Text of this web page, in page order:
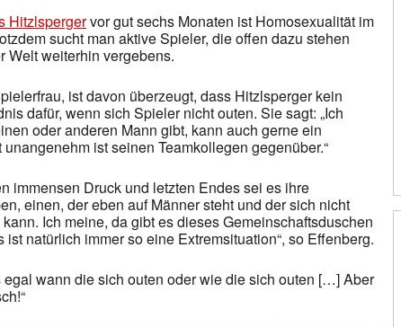
Hitzlspergervor gut sechs Monaten ist Homosexualität im
sucht man aktive Spieler, die offen dazu stehen
Welt weiterhin vergebens.
ist davon überzeugt, dass Hitzlsperger kein
dafür, wenn sich Spieler nicht outen. Sie sagt: „Ich
oder anderen Mann gibt, kann auch gerne ein
ist seinen Teamkollegen gegenüber.“
immensen Druck und letzten Endes sei es ihre
einen, der eben auf Männer steht und der sich nicht
Ich meine, da gibt es dieses Gemeinschaftsduschen
natürlich immer so eine Extremsituation“, so Effenberg.
wann die sich outen oder wie die sich outen […] Aber